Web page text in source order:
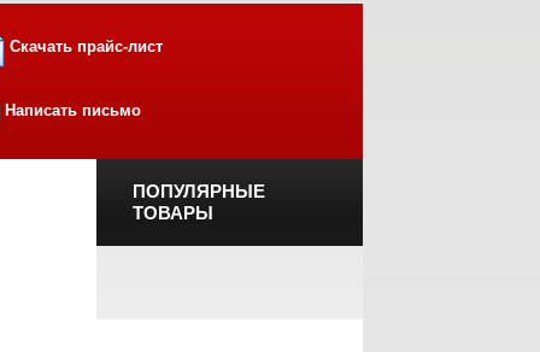
Скачать прайс-лист
Написать письмо
ПОПУЛЯРНЫЕ
ТОВАРЫ